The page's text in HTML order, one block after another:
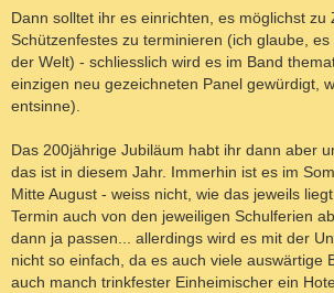
i
r
a
g
Dann solltet ihr es einrichten, es möglichst zu
Schützenfestes zu terminieren (ich glaube,
der Welt) - schliesslich wird es im Band
einzigen neu gezeichneten Panel gewürdigt,
entsinne).
Das 200jährige Jubiläum habt ihr dann aber
das ist in diesem Jahr. Immerhin ist es im
Mitte August - weiss nicht, wie das jeweils
Termin auch von den jeweiligen Schulferien
dann ja passen... allerdings wird es mit der
nicht so einfach, da es auch viele auswärtige
auch manch trinkfester Einheimischer ein